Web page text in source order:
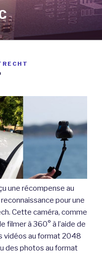
une récompense au
pour une
Cette caméra, comme
filmer à 360° à l’aide de
vidéos au format 2048
des photos au format